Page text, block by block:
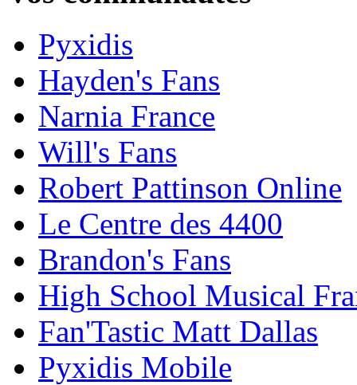
Pyxidis
Hayden's Fans
Narnia France
Will's Fans
Robert Pattinson Online
Le Centre des 4400
Brandon's Fans
High School Musical
Fan'Tastic Matt Dallas
Pyxidis Mobile